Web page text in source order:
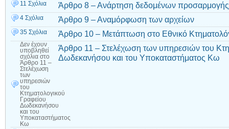
11 Σχόλια Άρθρο 8 – Ανάρτηση δεδομένων προσαρμογής
4 Σχόλια Άρθρο 9 – Αναμόρφωση των αρχείων
35 Σχόλια Άρθρο 10 – Μετάπτωση στο Εθνικό
Δεν έχουν
υποβληθεί
σχόλια στο
Άρθρο 11 –
Στελέχωση
των
υπηρεσιών
του
Κτηματολογικού
Γραφείου
Δωδεκανήσου
και του
Υποκαταστήματος
Κω
Άρθρο 11 – Στελέχωση των υπηρεσιών του
Δωδεκανήσου και του Υποκαταστήματος Κω